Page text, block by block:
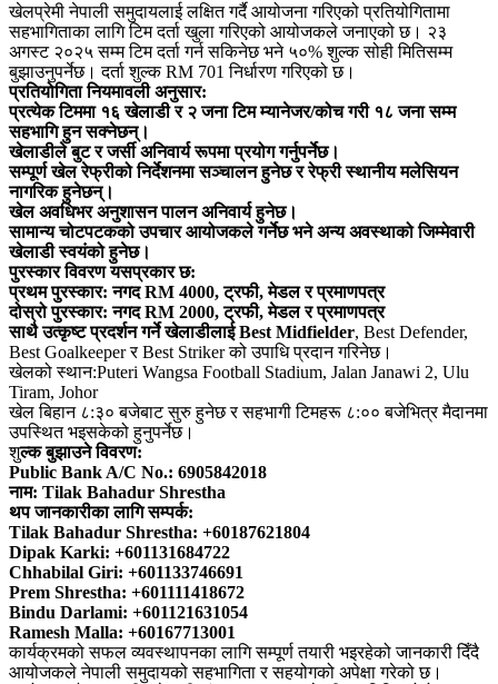
खेलप्रेमी नेपाली समुदायलाई लक्षित गर्दै आयोजना गरिएको प्रतियोगितामा
सहभागिताका लागि टिम दर्ता खुला गरिएको आयोजकले जनाएको छ। २३
अगस्ट २०२५ सम्म टिम दर्ता गर्न सकिनेछ भने ५०% शुल्क सोही मितिसम्म
बुझाउनुपर्नेछ। दर्ता शुल्क RM 701 निर्धारण गरिएको छ।
प्रतियोगिता नियमावली अनुसार:
प्रत्येक टिममा १६ खेलाडी र २ जना टिम म्यानेजर/कोच गरी १८ जना सम्म
सहभागि हुन सक्नेछन्।
खेलाडीले बुट र जर्सी अनिवार्य रूपमा प्रयोग गर्नुपर्नेछ।
सम्पूर्ण खेल रेफ्रीको निर्देशनमा सञ्चालन हुनेछ र रेफ्री स्थानीय मलेसियन
नागरिक हुनेछन्।
खेल अवधिभर अनुशासन पालन अनिवार्य हुनेछ।
सामान्य चोटपटकको उपचार आयोजकले गर्नेछ भने अन्य अवस्थाको जिम्मेवारी
खेलाडी स्वयंको हुनेछ।
पुरस्कार विवरण यसप्रकार छ:
प्रथम पुरस्कार: नगद RM 4000, ट्रफी, मेडल र प्रमाणपत्र
दोस्रो पुरस्कार: नगद RM 2000, ट्रफी, मेडल र प्रमाणपत्र
साथै उत्कृष्ट प्रदर्शन गर्ने खेलाडीलाई Best Midfielder, Best Defender,
Best Goalkeeper र Best Striker को उपाधि प्रदान गरिनेछ।
खेलको स्थान:Puteri Wangsa Football Stadium, Jalan Janawi 2, Ulu
Tiram, Johor
खेल बिहान ८:३० बजेबाट सुरु हुनेछ र सहभागी टिमहरू ८:०० बजेभित्र मैदानमा
उपस्थित भइसकेको हुनुपर्नेछ।
शुल्क बुझाउने विवरण:
Public Bank A/C No.: 6905842018
नाम: Tilak Bahadur Shrestha
थप जानकारीका लागि सम्पर्क:
Tilak Bahadur Shrestha: +60187621804
Dipak Karki: +601131684722
Chhabilal Giri: +601133746691
Prem Shrestha: +601111418672
Bindu Darlami: +601121631054
Ramesh Malla: +60167713001
कार्यक्रमको सफल व्यवस्थापनका लागि सम्पूर्ण तयारी भइरहेको जानकारी दिँदै
आयोजकले नेपाली समुदायको सहभागिता र सहयोगको अपेक्षा गरेको छ।